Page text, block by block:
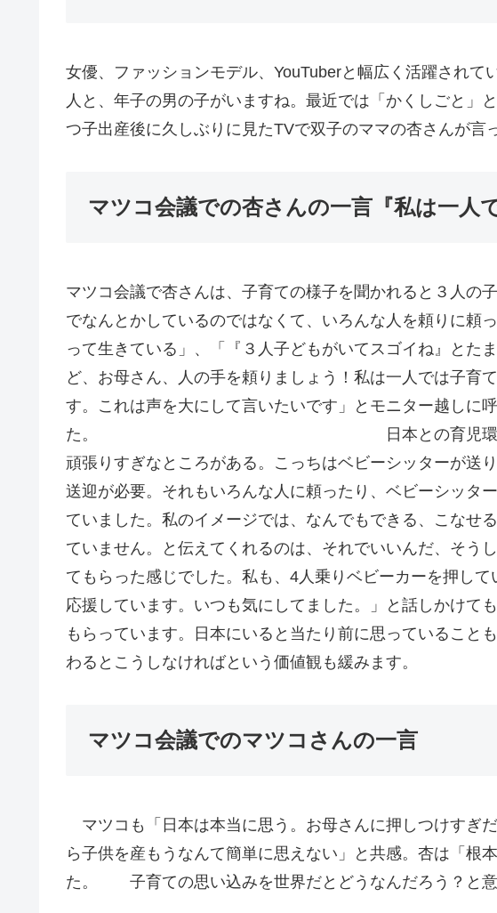
女優、ファッションモデル、YouTuberと幅広く活躍されて
人と、年子の男の子がいますね。最近では「かくしごと」
つ子出産後に久しぶりに見たTVで双子のママの杏さんが言
マツコ会議での杏さんの一言『私は一人
マツコ会議で杏さんは、子育ての様子を聞かれると３人の
でなんとかしているのではなくて、いろんな人を頼りに頼
って生きている」、「『３人子どもがいてスゴイね』とた
ど、お母さん、人の手を頼りましょう！私は一人では子育
す。これは声を大にして言いたいです」とモニター越しに
た。 日本との育児環境の違いにつ
頑張りすぎなところがある。こっちはベビーシッターが送
送迎が必要。それもいろんな人に頼ったり、ベビーシッタ
ていました。私のイメージでは、なんでもできる、こなせ
ていません。と伝えてくれるのは、それでいいんだ、そう
てもらった感じでした。私も、4人乗りベビーカーを押して
応援しています。いつも気にしてました。」と話しかけて
もらっています。日本にいると当たり前に思っていること
わるとこうしなければという価値観も緩みます。
マツコ会議でのマツコさんの一言
マツコも「日本は本当に思う。お母さんに押しつけすぎ
ら子供を産もうなんて簡単に思えない」と共感。杏は「根
た。 子育ての思い込みを世界だとどうなんだろう？と意